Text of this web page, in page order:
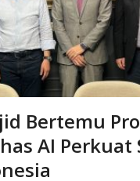
Bertemu
AI Perkuat